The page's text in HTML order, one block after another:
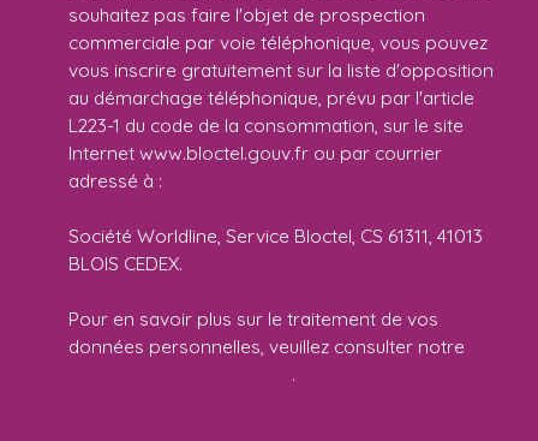
souhaitez pas faire l'objet de prospection
commerciale par voie téléphonique, vous pouvez
vous inscrire gratuitement sur la liste d'opposition
au démarchage téléphonique, prévu par l'article
L223-1 du code de la consommation, sur le site
Internet www.bloctel.gouv.fr ou par courrier
adressé à :
Société Worldline, Service Bloctel, CS 61311, 41013
BLOIS CEDEX.
Pour en savoir plus sur le traitement de vos
données personnelles, veuillez consulter notre
.